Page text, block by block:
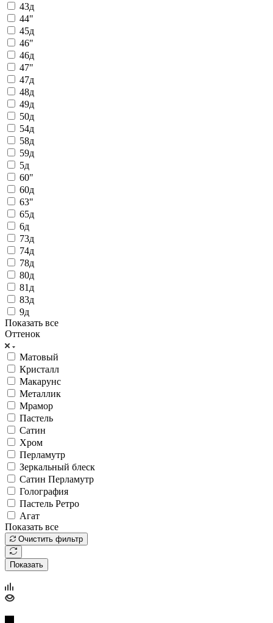
43д
44"
45д
46"
46д
47"
47д
48д
49д
50д
54д
58д
59д
5д
60"
60д
63"
65д
6д
73д
74д
78д
80д
81д
83д
9д
Показать все
Оттенок
Матовый
Кристалл
Макарунс
Металлик
Мрамор
Пастель
Сатин
Хром
Перламутр
Зеркальный блеск
Сатин Перламутр
Голография
Пастель Ретро
Агат
Показать все
Очистить фильтр
Показать